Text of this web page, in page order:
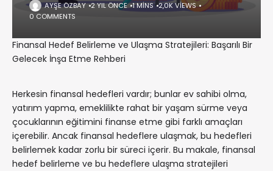
AYŞE ÖZBAY 2 YIL ÖNCE 1 MINS 2,0K VIEWS
0 COMMENTS
Finansal Hedef Belirleme ve Ulaşma Stratejileri: Başarılı Bir
Gelecek İnşa Etme Rehberi
Herkesin finansal hedefleri vardır; bunlar ev sahibi olma,
yatırım yapma, emeklilikte rahat bir yaşam sürme veya
çocuklarının eğitimini finanse etme gibi farklı amaçları
içerebilir. Ancak finansal hedeflere ulaşmak, bu hedefleri
belirlemek kadar zorlu bir süreci içerir. Bu makale, finansal
hedef belirleme ve bu hedeflere ulaşma stratejileri